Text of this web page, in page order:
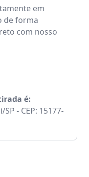
em
de forma
com nosso
é:
- CEP: 15177-